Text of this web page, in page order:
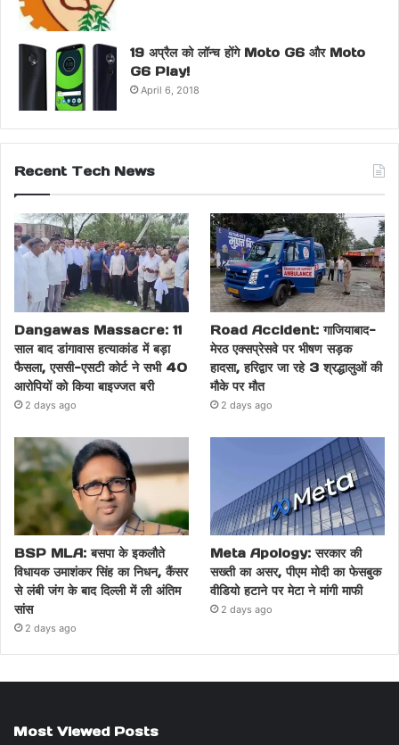
19 अप्रैल को लॉन्च होंगे Moto G6 और Moto
G6 Play!
April 6, 2018
Recent Tech News
Dangawas Massacre: 11
साल बाद डांगावास हत्याकांड में बड़ा
फैसला, एससी-एसटी कोर्ट ने सभी 40
आरोपियों को किया बाइज्जत बरी
2 days ago
Road Accident: गाजियाबाद-
मेरठ एक्सप्रेसवे पर भीषण सड़क
हादसा, हरिद्वार जा रहे 3 श्रद्धालुओं की
मौके पर मौत
2 days ago
BSP MLA: बसपा के इकलौते
विधायक उमाशंकर सिंह का निधन, कैंसर
से लंबी जंग के बाद दिल्ली में ली अंतिम
सांस
2 days ago
Meta Apology: सरकार की
सख्ती का असर, पीएम मोदी का फेसबुक
वीडियो हटाने पर मेटा ने मांगी माफी
2 days ago
Most Viewed Posts